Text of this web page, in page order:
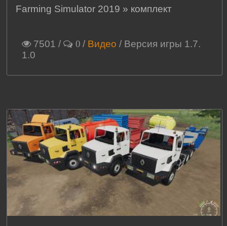
Farming Simulator 2019 » комплект
7501 / 0 / Видео / Версия игры 1.7.
1.0